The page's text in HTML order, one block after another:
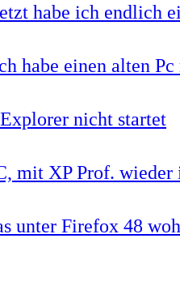
habe ich endlich
habe einen alten Pc
nicht startet
mit XP Prof. wieder
unter Firefox 48